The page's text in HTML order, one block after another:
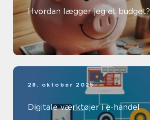
Hvordan lægger jeg et budget?
28. oktober 2025
Digitale værktøjer i e-handel